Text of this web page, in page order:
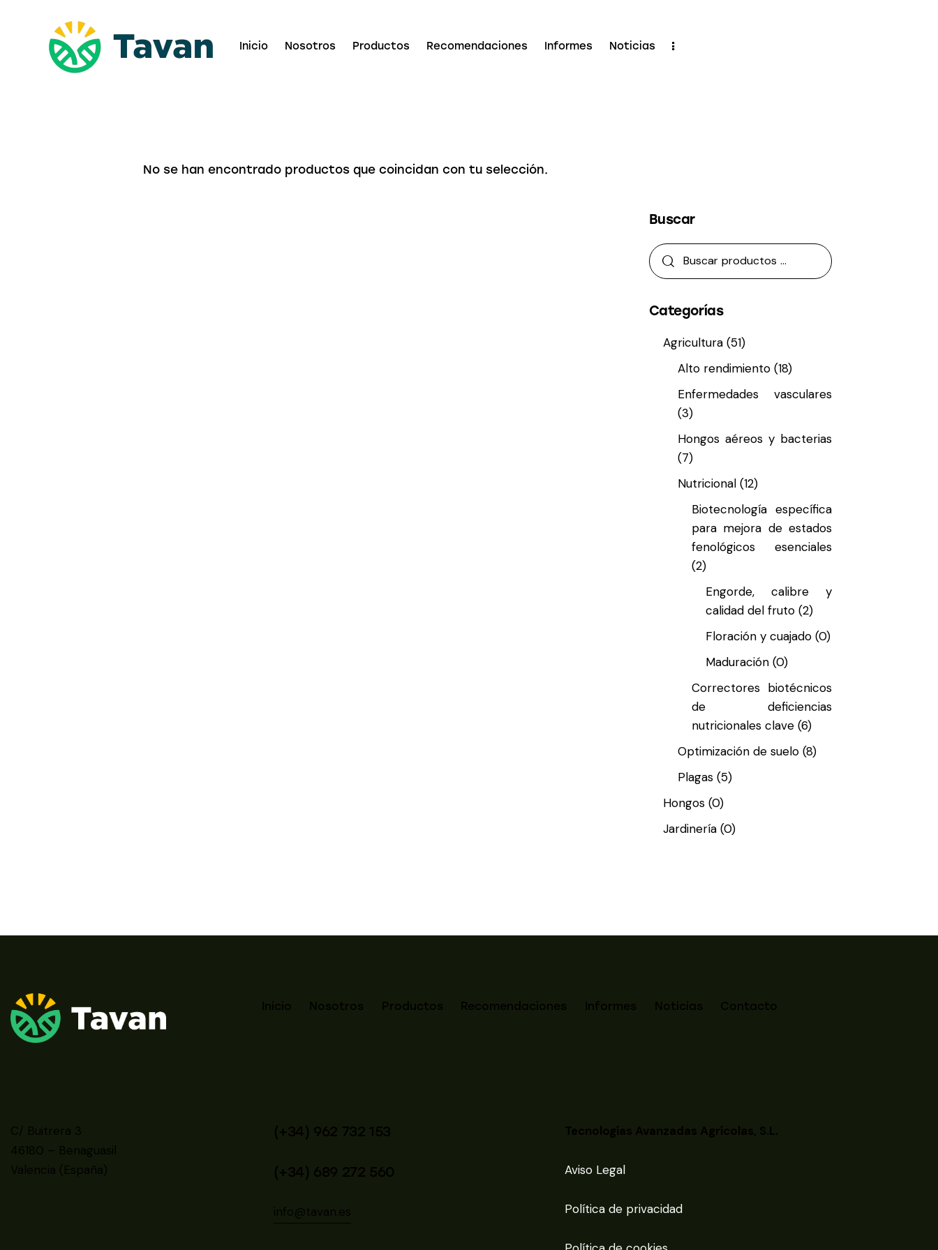
Inicio Nosotros Productos Recomendaciones Informes Noticias
No se han encontrado productos que coincidan con tu selección.
Buscar
Categorías
Agricultura (51)
Alto rendimiento (18)
Enfermedades vasculares
(3)
Hongos aéreos y bacterias
(7)
Nutricional (12)
Biotecnología específica
para mejora de estados
fenológicos esenciales
(2)
Engorde, calibre y
calidad del fruto (2)
Floración y cuajado (0)
Maduración (0)
Correctores biotécnicos
de deficiencias
nutricionales clave (6)
Optimización de suelo (8)
Plagas (5)
Hongos (0)
Jardinería (0)
Inicio Nosotros Productos Recomendaciones Informes Noticias Contacto
C/ Buitrera 3
46180 – Benaguasil
Valencia (España)
(+34) 962 732 153
(+34) 689 272 560
info@tavan.es
Tecnologías Avanzadas Agrícolas, S.L.
Aviso Legal
Política de privacidad